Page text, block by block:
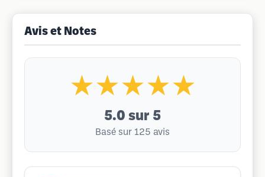
Avis et Notes
★★★★★
5.0 sur 5
Basé sur 125 avis